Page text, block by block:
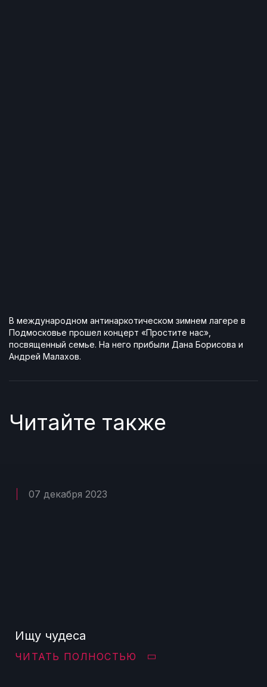
В международном антинаркотическом зимнем лагере в
Подмосковье прошел концерт «Простите нас»,
посвященный семье. На него прибыли Дана Борисова и
Андрей Малахов.
Читайте также
07 декабря 2023
Ищу чудеса
ЧИТАТЬ ПОЛНОСТЬЮ